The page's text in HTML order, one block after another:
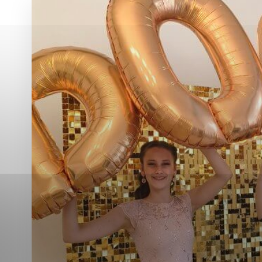
Karanténna stanica Malacky
Sčítanie obyvateľov, domov a bytov
Separovaný zber v meste
Technické cookies
Technické súbory
tým, že umožňujú
stránky. Bez týchto
Analytické cookies
Analytické cookies
aby mohol stránky
možné ich spojiť s